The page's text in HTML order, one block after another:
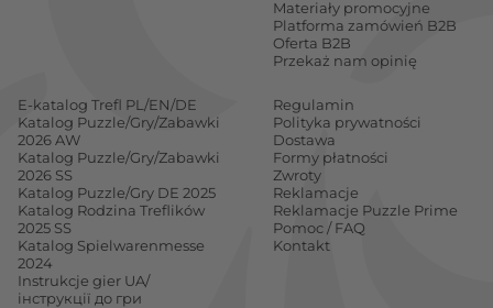
Materiały promocyjne
Platforma zamówień B2B
Oferta B2B
Przekaż nam opinię
E-katalog Trefl PL/EN/DE
Katalog Puzzle/Gry/Zabawki
2026 AW
Katalog Puzzle/Gry/Zabawki
2026 SS
Katalog Puzzle/Gry DE 2025
Katalog Rodzina Treflików
2025 SS
Katalog Spielwarenmesse
2024
Instrukcje gier UA/
інструкції до гри
Regulamin
Polityka prywatności
Dostawa
Formy płatności
Zwroty
Reklamacje
Reklamacje Puzzle Prime
Pomoc / FAQ
Kontakt